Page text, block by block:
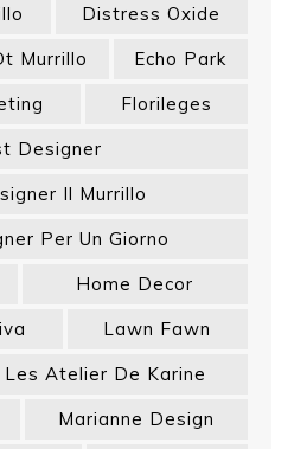
Distress Oxide
Murrillo
Echo Park
Florileges
Designer
Il Murrillo
Per Un Giorno
Home Decor
Lawn Fawn
Les Atelier De Karine
Marianne Design